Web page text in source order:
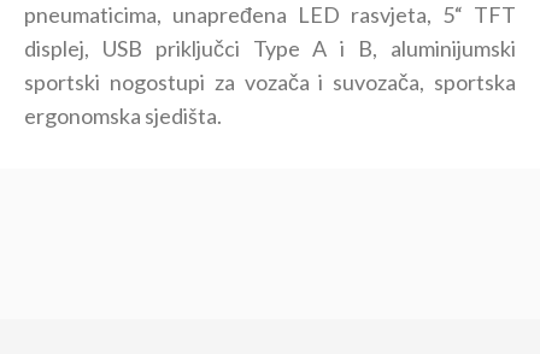
pneumaticima, unapređena LED rasvjeta, 5“ TFT
displej, USB priključci Type A i B, aluminijumski
sportski nogostupi za vozača i suvozača, sportska
ergonomska sjedišta.